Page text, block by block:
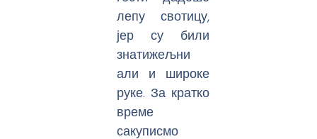
лепу свотицу,
јер су били
знатижељни
али и широке
руке. За кратко
време
сакуписмо